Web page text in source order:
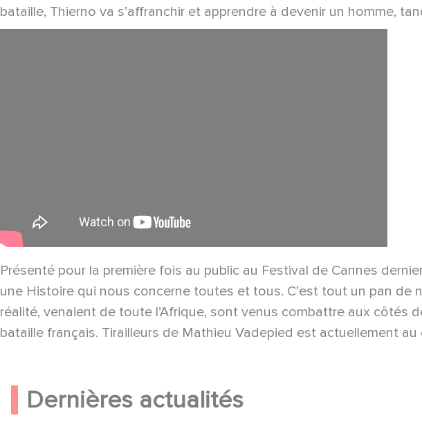
bataille, Thierno va s’affranchir et apprendre à devenir un homme,
Présenté pour la première fois au public au Festival de Cannes
une Histoire qui nous concerne toutes et tous. C’est tout un pan de
réalité, venaient de toute l’Afrique, sont venus combattre aux côtés
bataille français. Tirailleurs de Mathieu Vadepied est actuellement au
Dernières actualités